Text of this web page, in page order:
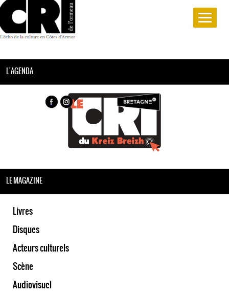
L'AGENDA
LE MAGAZINE
Livres
Disques
Acteurs culturels
Scène
Audiovisuel